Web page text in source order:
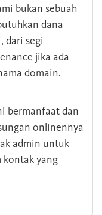
bukan sebuah
dana
dari segi
jika ada
domain.
bermanfaat dan
onlinennya
admin untuk
yang